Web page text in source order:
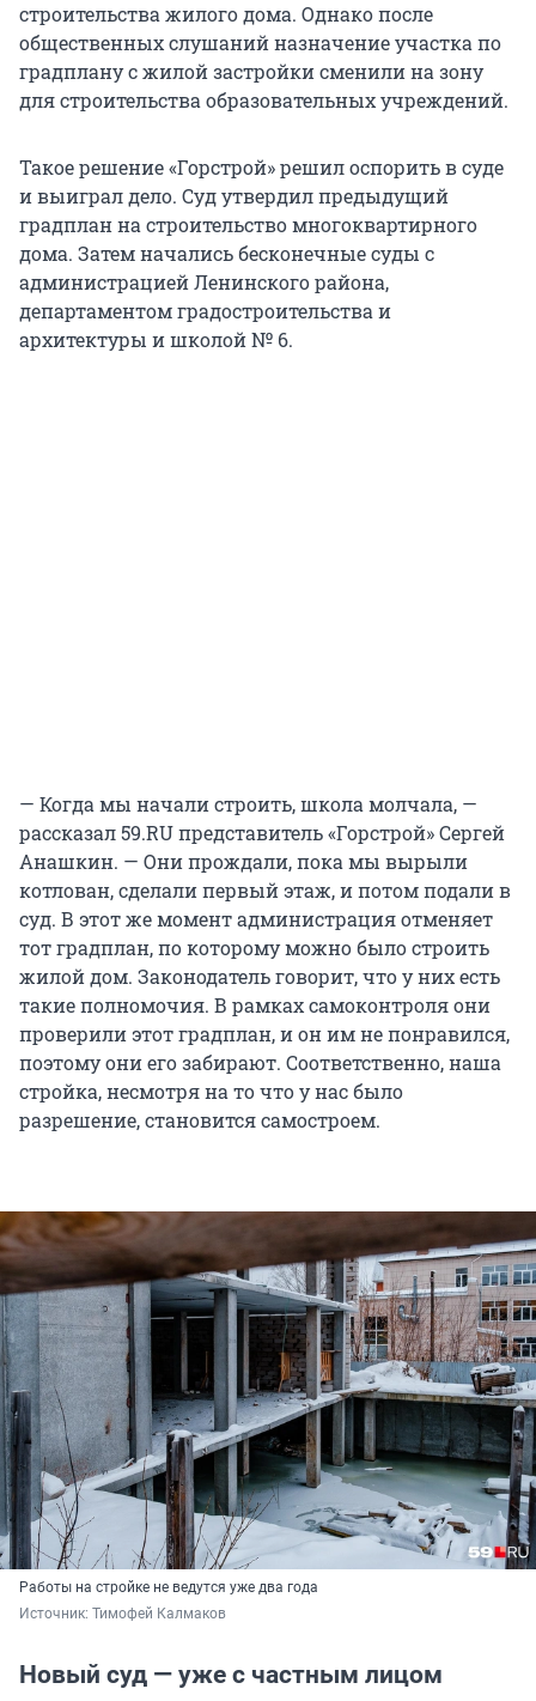
строительства жилого дома. Однако после
общественных слушаний назначение участка по
градплану с жилой застройки сменили на зону
для строительства образовательных учреждений.
Такое решение «Горстрой» решил оспорить в суде
и выиграл дело. Суд утвердил предыдущий
градплан на строительство многоквартирного
дома. Затем начались бесконечные суды с
администрацией Ленинского района,
департаментом градостроительства и
архитектуры и школой № 6.
— Когда мы начали строить, школа молчала, —
рассказал 59.RU представитель «Горстрой» Сергей
Анашкин. — Они прождали, пока мы вырыли
котлован, сделали первый этаж, и потом подали в
суд. В этот же момент администрация отменяет
тот градплан, по которому можно было строить
жилой дом. Законодатель говорит, что у них есть
такие полномочия. В рамках самоконтроля они
проверили этот градплан, и он им не понравился,
поэтому они его забирают. Соответственно, наша
стройка, несмотря на то что у нас было
разрешение, становится самостроем.
Работы на стройке не ведутся уже два года
Источник: Тимофей Калмаков
Новый суд — уже с частным лицом